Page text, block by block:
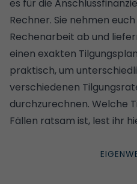
es für die
Rechner. Sie nehmen
Rechenarbeit ab und
einen exakten
praktisch, um
verschiedenen
durchzurechnen. Welche
Fällen ratsam ist, lest ihr